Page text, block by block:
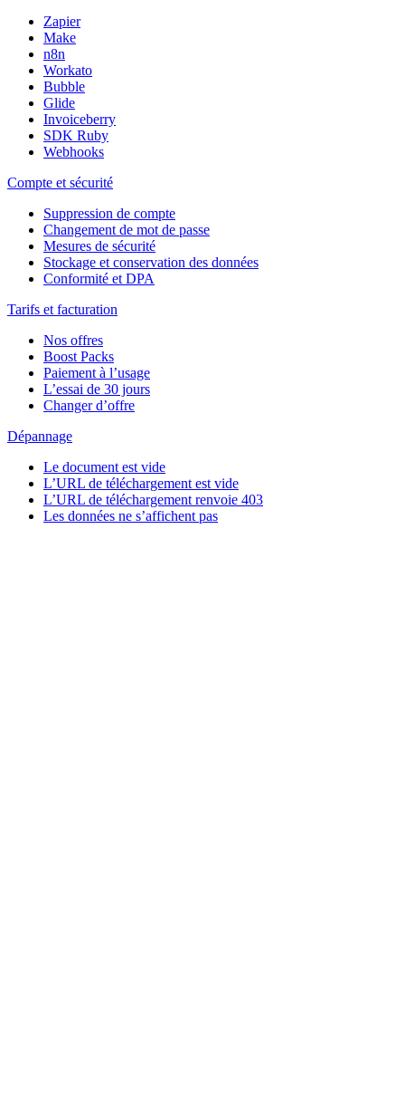
Zapier
Make
n8n
Workato
Bubble
Glide
Invoiceberry
SDK Ruby
Webhooks
Compte et sécurité
Suppression de compte
Changement de mot de passe
Mesures de sécurité
Stockage et conservation des données
Conformité et DPA
Tarifs et facturation
Nos offres
Boost Packs
Paiement à l’usage
L’essai de 30 jours
Changer d’offre
Dépannage
Le document est vide
L’URL de téléchargement est vide
L’URL de téléchargement renvoie 403
Les données ne s’affichent pas